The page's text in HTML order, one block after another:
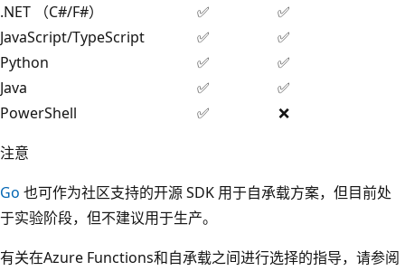
.NET （C#/F#）
✅
✅
JavaScript/TypeScript
✅
✅
Python
✅
✅
Java
✅
✅
PowerShell
✅
❌
注意
Go 也可作为社区支持的开源 SDK 用于自承载方案，但目前处
于实验阶段，但不建议用于生产。
有关在Azure Functions和自承载之间进行选择的指导，请参阅